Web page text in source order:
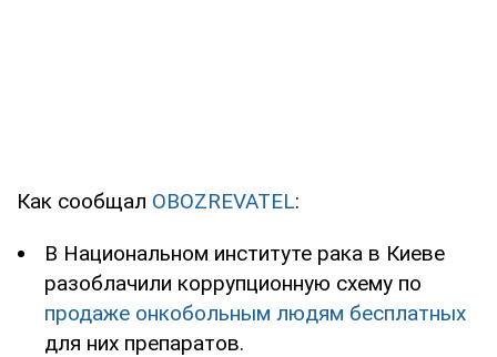
Как сообщал OBOZREVATEL:
В Национальном институте рака в Киеве
разоблачили коррупционную схему по
продаже онкобольным людям бесплатных
для них препаратов.